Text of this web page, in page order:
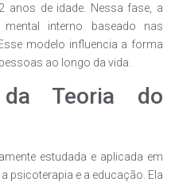
anos de idade. Nessa fase, a
interno baseado nas
modelo influencia a forma
ao longo da vida.
Teoria do
estudada e aplicada em
psicoterapia e a educação. Ela